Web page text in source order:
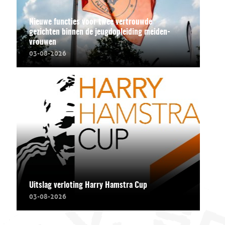
Nieuwe functies voor twee vertrouwde
gezichten binnen de jeugdopleiding meiden-
vrouwen
03-08-2026
Uitslag verloting Harry Hamstra Cup
03-08-2026